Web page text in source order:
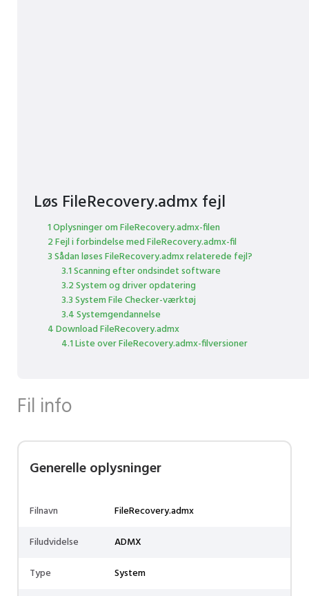
Løs FileRecovery.admx fejl
1 Oplysninger om FileRecovery.admx-filen
2 Fejl i forbindelse med FileRecovery.admx-fil
3 Sådan løses FileRecovery.admx relaterede fejl?
3.1 Scanning efter ondsindet software
3.2 System og driver opdatering
3.3 System File Checker-værktøj
3.4 Systemgendannelse
4 Download FileRecovery.admx
4.1 Liste over FileRecovery.admx-filversioner
Fil info
Generelle oplysninger
Filnavn
FileRecovery.admx
Filudvidelse
ADMX
Type
System